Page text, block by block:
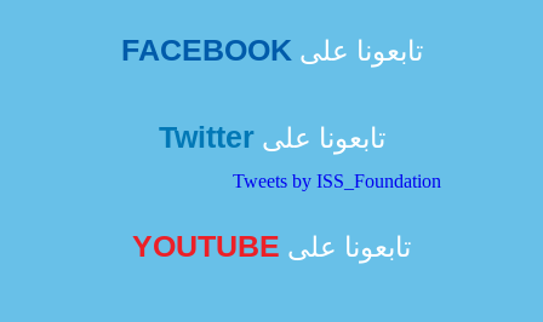
تابعونا على FACEBOOK
تابعونا علىTwitter
Tweets by ISS_Foundation
تابعونا على YOUTUBE